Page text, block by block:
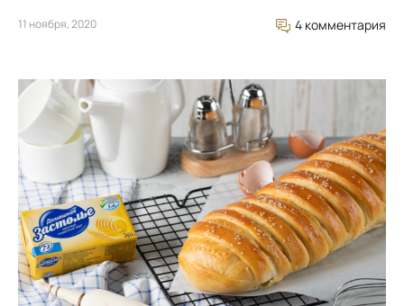
11 ноября, 2020 4 комментария